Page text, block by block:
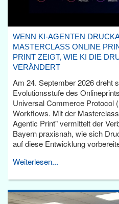
WENN KI-AGENTEN
MASTERCLASS ONLINE
PRINT ZEIGT, WIE KI DIE
VERÄNDERT
Am 24. September 2026 dreht
Evolutionsstufe des
Universal Commerce Protocol
Workflows. Mit der
Agentic Print" vermittelt der
Bayern praxisnah, wie sich
auf diese Entwicklung
Weiterlesen...